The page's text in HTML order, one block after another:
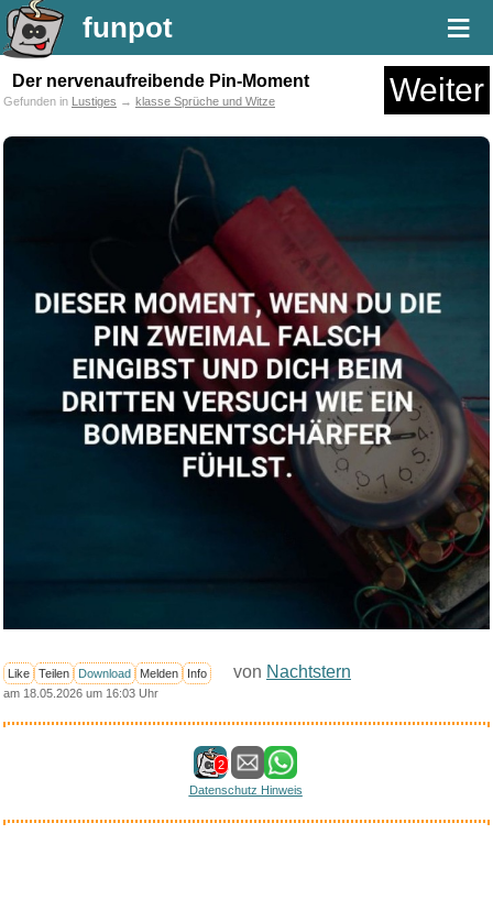
funpot ≡
Der nervenaufreibende Pin-Moment Weiter
Gefunden in Lustiges → klasse Sprüche und Witze
Like Teilen Download Melden Info von Nachtstern
am 18.05.2026 um 16:03 Uhr
2
Datenschutz Hinweis